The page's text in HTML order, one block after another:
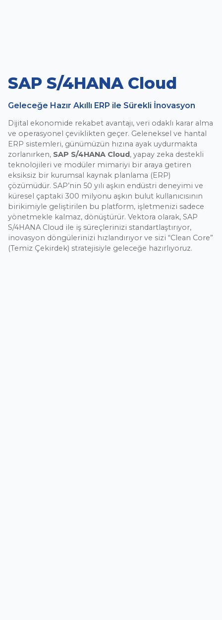
SAP S/4HANA Cloud
Geleceğe Hazır Akıllı ERP ile Sürekli İnovasyon
Dijital ekonomide rekabet avantajı, veri odaklı karar alma
ve operasyonel çeviklikten geçer. Geleneksel ve hantal
ERP sistemleri, günümüzün hızına ayak uydurmakta
zorlanırken, SAP S/4HANA Cloud, yapay zeka destekli
teknolojileri ve modüler mimariyi bir araya getiren
eksiksiz bir kurumsal kaynak planlama (ERP)
çözümüdür. SAP’nin 50 yılı aşkın endüstri deneyimi ve
küresel çaptaki 300 milyonu aşkın bulut kullanıcısının
birikimiyle geliştirilen bu platform, işletmenizi sadece
yönetmekle kalmaz, dönüştürür. Vektora olarak, SAP
S/4HANA Cloud ile iş süreçlerinizi standartlaştırıyor,
inovasyon döngülerinizi hızlandırıyor ve sizi “Clean Core”
(Temiz Çekirdek) stratejisiyle geleceğe hazırlıyoruz.